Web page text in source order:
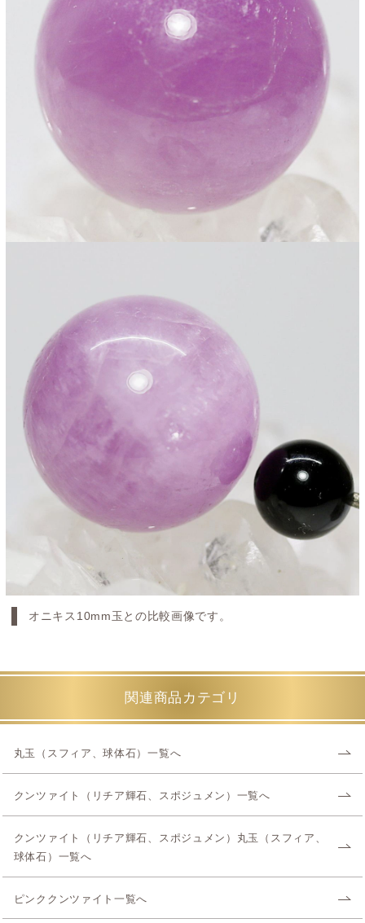
オニキス10mm玉との比較画像です。
関連商品カテゴリ
丸玉（スフィア、球体石）一覧へ
クンツァイト（リチア輝石、スポジュメン）一覧へ
クンツァイト（リチア輝石、スポジュメン）丸玉（スフィア、
球体石）一覧へ
ピンククンツァイト一覧へ